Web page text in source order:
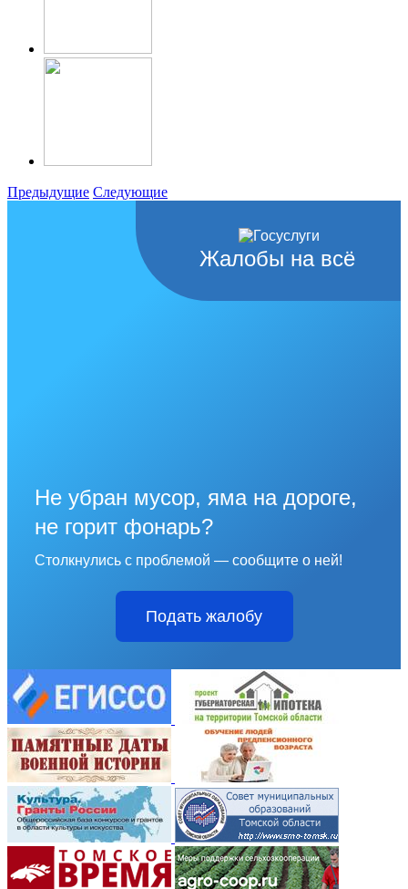
Предыдущие Следующие
Жалобы на всё
Не убран мусор, яма на дороге,
не горит фонарь?
Столкнулись с проблемой — сообщите о ней!
Подать жалобу